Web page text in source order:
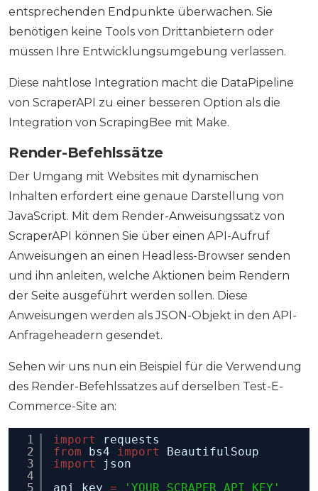
entsprechenden Endpunkte überwachen. Sie
benötigen keine Tools von Drittanbietern oder
müssen Ihre Entwicklungsumgebung verlassen.
Diese nahtlose Integration macht die DataPipeline
von ScraperAPI zu einer besseren Option als die
Integration von ScrapingBee mit Make.
Render-Befehlssätze
Der Umgang mit Websites mit dynamischen
Inhalten erfordert eine genaue Darstellung von
JavaScript. Mit dem Render-Anweisungssatz von
ScraperAPI können Sie über einen API-Aufruf
Anweisungen an einen Headless-Browser senden
und ihn anleiten, welche Aktionen beim Rendern
der Seite ausgeführt werden sollen. Diese
Anweisungen werden als JSON-Objekt in den API-
Anfrageheadern gesendet.
Sehen wir uns nun ein Beispiel für die Verwendung
des Render-Befehlssatzes auf derselben Test-E-
Commerce-Site an:
1
2
3
4
5
import
requests
from
bs4 import
BeautifulSoup
import
json
api_key =
'YOUR_SCRAPER_API_KEY'